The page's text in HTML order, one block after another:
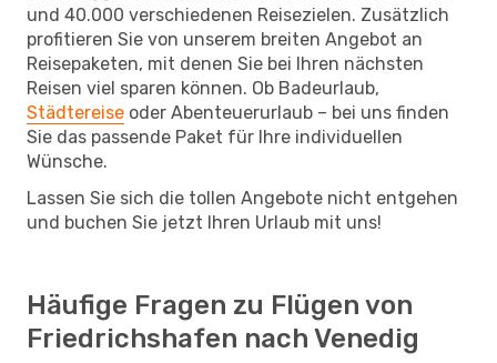
und 40.000 verschiedenen Reisezielen. Zusätzlich
profitieren Sie von unserem breiten Angebot an
Reisepaketen, mit denen Sie bei Ihren nächsten
Reisen viel sparen können. Ob Badeurlaub,
Städtereise oder Abenteuerurlaub – bei uns finden
Sie das passende Paket für Ihre individuellen
Wünsche.
Lassen Sie sich die tollen Angebote nicht entgehen
und buchen Sie jetzt Ihren Urlaub mit uns!
Häufige Fragen zu Flügen von
Friedrichshafen nach Venedig